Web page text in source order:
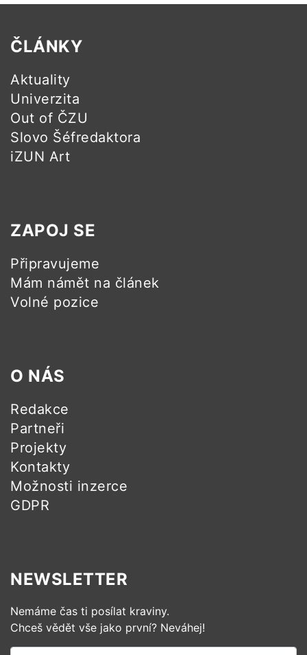
ČLÁNKY
Aktuality
Univerzita
Out of ČZU
Slovo Šéfredaktora
iZUN Art
ZAPOJ SE
Připravujeme
Mám námět na článek
Volné pozice
O NÁS
Redakce
Partneři
Projekty
Kontakty
Možnosti inzerce
GDPR
NEWSLETTER
Nemáme čas ti posílat kraviny.
Chceš vědět vše jako první? Neváhej!